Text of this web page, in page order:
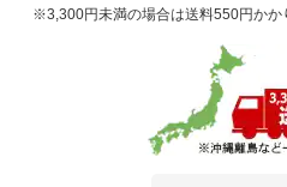
※3,300円未満の場合は送料550円かか